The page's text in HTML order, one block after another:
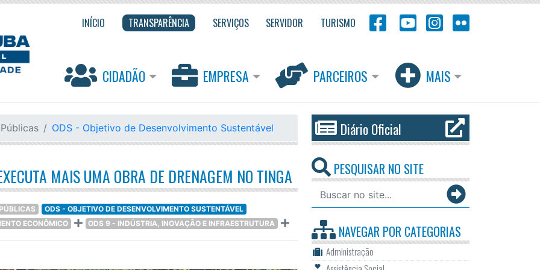
INÍCIO TRANSPARÊNCIA SERVIÇOS SERVIDOR TURISMO
CIDADÃO EMPRESA PARCEIROS MAIS
ODS - Objetivo de Desenvolvimento Sustentável
MAIS UMA OBRA DE DRENAGEM NO TINGA
ODS - OBJETIVO DE DESENVOLVIMENTO SUSTENTÁVEL
ECONÔMICO
ODS 9 - INDÚSTRIA, INOVAÇÃO E INFRAESTRUTURA
Diário Oficial
PESQUISAR NO SITE
NAVEGAR PORCATEGORIAS
Administração